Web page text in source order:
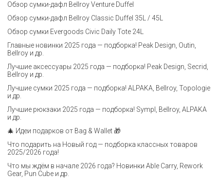
Обзор сумки-дафл Bellroy Venture Duffel
Обзор сумки-дафл Bellroy Classic Duffel 35L / 45L
Обзор сумки Evergoods Civic Daily Tote 24L
Главные новинки 2025 года — подборка! Peak Design, Outin,
Bellroy и др.
Лучшие аксессуары 2025 года — подборка! Peak Design, Secrid,
Bellroy и др.
Лучшие сумки 2025 года — подборка! ALPAKA, Bellroy, Topologie
и др.
Лучшие рюкзаки 2025 года — подборка! Sympl, Bellroy, ALPAKA
и др.
🎄 Идеи подарков от Bag & Wallet 🎁
Что подарить на Новый год — подборка классных товаров
2025/2026 года!
Что мы ждём в начале 2026 года? Новинки Able Carry, Rework
Gear, Pun Cube и др.